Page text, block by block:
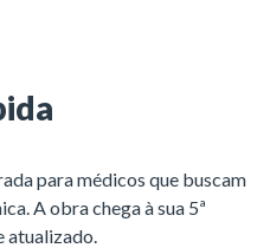
para médicos que buscam
A obra chega à sua 5ª
atualizado.